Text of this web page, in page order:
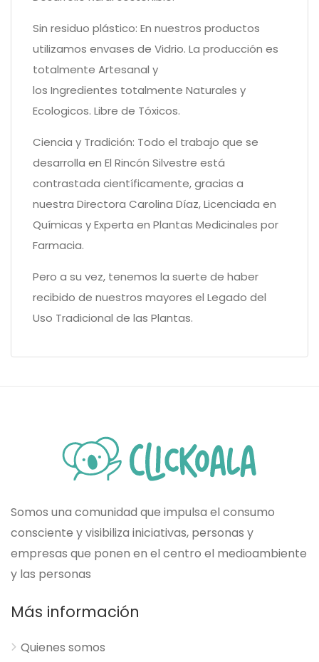
Sin residuo plástico: En nuestros productos
utilizamos envases de Vidrio. La producción es
totalmente Artesanal y
los Ingredientes totalmente Naturales y
Ecologicos. Libre de Tóxicos.
Ciencia y Tradición: Todo el trabajo que se
desarrolla en El Rincón Silvestre está
contrastada científicamente, gracias a
nuestra Directora Carolina Díaz, Licenciada en
Químicas y Experta en Plantas Medicinales por
Farmacia.
Pero a su vez, tenemos la suerte de haber
recibido de nuestros mayores el Legado del
Uso Tradicional de las Plantas.
Somos una comunidad que impulsa el consumo
consciente y visibiliza iniciativas, personas y
empresas que ponen en el centro el medioambiente
y las personas
Más información
Quienes somos